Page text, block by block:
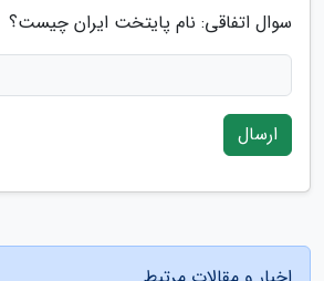
سوال اتفاقی: نام پایتخت ایران چیست؟
ارسال